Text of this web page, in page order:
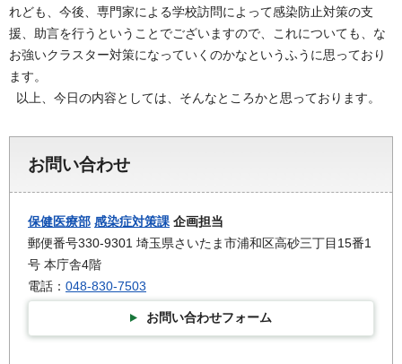
れども、今後、専門家による学校訪問によって感染防止対策の支
援、助言を行うということでございますので、これについても、な
お強いクラスター対策になっていくのかなというふうに思っており
ます。
以上、今日の内容としては、そんなところかと思っております。
お問い合わせ
保健医療部 感染症対策課 企画担当
郵便番号330-9301 埼玉県さいたま市浦和区高砂三丁目15番1
号 本庁舎4階
電話： 048-830-7503
お問い合わせフォーム